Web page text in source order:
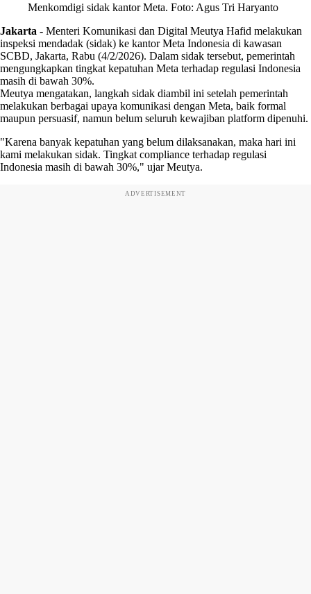
Menkomdigi sidak kantor Meta. Foto: Agus Tri Haryanto
Jakarta - Menteri Komunikasi dan Digital Meutya Hafid melakukan
inspeksi mendadak (sidak) ke kantor Meta Indonesia di kawasan
SCBD, Jakarta, Rabu (4/2/2026). Dalam sidak tersebut, pemerintah
mengungkapkan tingkat kepatuhan Meta terhadap regulasi Indonesia
masih di bawah 30%.
Meutya mengatakan, langkah sidak diambil ini setelah pemerintah
melakukan berbagai upaya komunikasi dengan Meta, baik formal
maupun persuasif, namun belum seluruh kewajiban platform dipenuhi.
"Karena banyak kepatuhan yang belum dilaksanakan, maka hari ini
kami melakukan sidak. Tingkat compliance terhadap regulasi
Indonesia masih di bawah 30%," ujar Meutya.
ADVERTISEMENT